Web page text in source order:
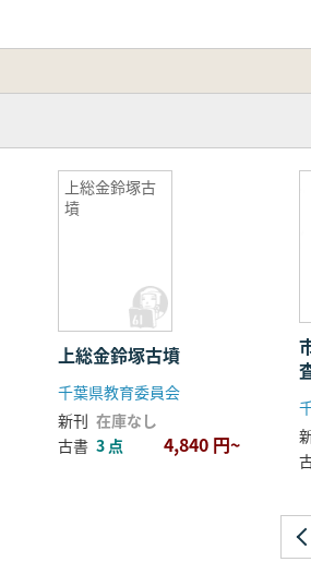
上総金鈴塚古
墳
上総金鈴塚古墳
千葉県教育委員会
新刊 在庫なし
古書 3 点 4,840 円~